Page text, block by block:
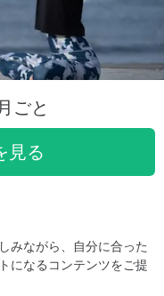
ごと
見る
みながら、自分に合った
になるコンテンツをご提